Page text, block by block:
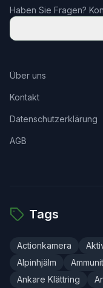
Haben Sie Fragen?
Über uns
Kontakt
Datenschutzerklärung
AGB
Tags
Actionkamera
Alpinhjälm
Ankare Klättring